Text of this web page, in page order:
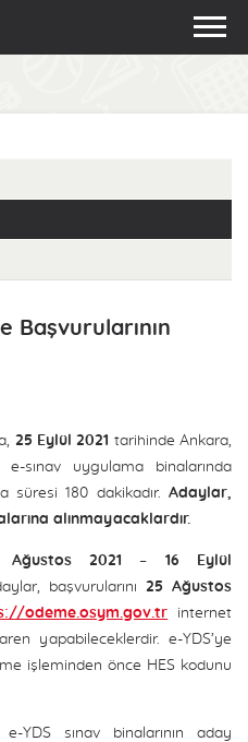
Başvurularının
25 Eylül 2021 tarihinde Ankara,
sınav uygulama binalarında
süresi 180 dakikadır. Adaylar,
alınmayacaklardır.
Ağustos 2021 – 16 Eylül
başvurularını25 Ağustos
odeme.osym.gov.tr
internet
yapabileceklerdir. e-YDS’ye
işleminden önce HES kodunu
YDS sınav binalarının aday